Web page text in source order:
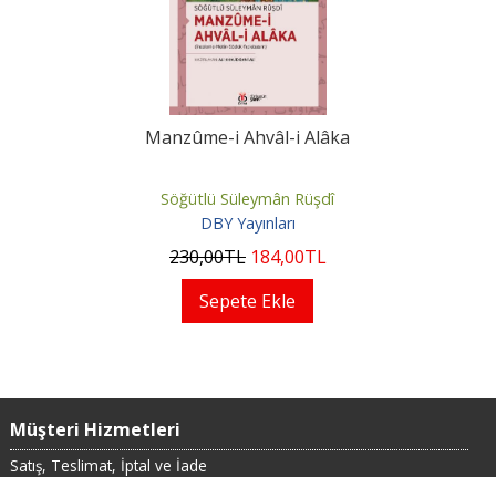
Manzûme-i Ahvâl-i Alâka
Söğütlü Süleymân Rüşdî
DBY Yayınları
230,00TL 184,00TL
Sepete Ekle
Müşteri Hizmetleri
Satış, Teslimat, İptal ve İade